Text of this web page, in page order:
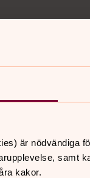
är nödvändiga
samt
kakor.